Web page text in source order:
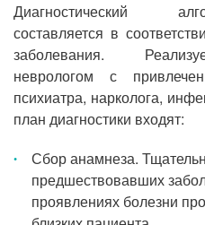
Диагностический
составляется в
заболевания.
неврологом с
психиатра, нарколога,
план диагностики входят:
Сбор анамнеза.
предшествовавших
проявлениях болезни